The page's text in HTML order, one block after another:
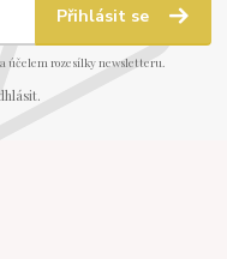
Přihlásit se
účelem rozesílky newsletteru.